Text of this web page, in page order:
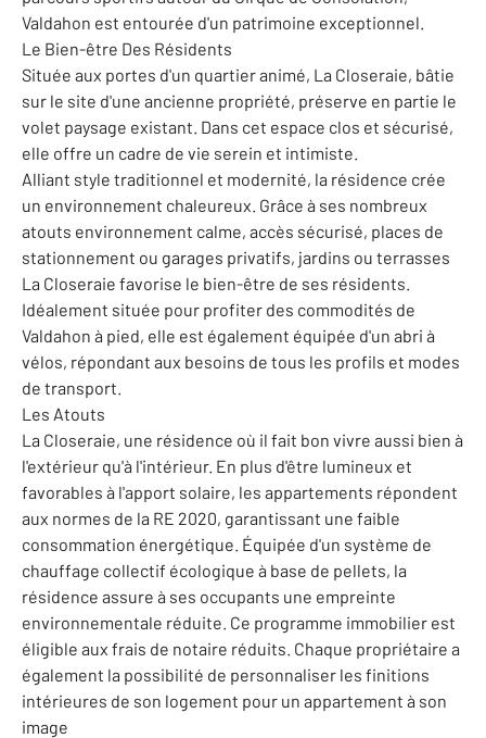
Valdahon est entourée d'un patrimoine exceptionnel.
Le Bien-être Des Résidents
Située aux portes d'un quartier animé, La Closeraie, bâtie
sur le site d'une ancienne propriété, préserve en partie le
volet paysage existant. Dans cet espace clos et sécurisé,
elle offre un cadre de vie serein et intimiste.
Alliant style traditionnel et modernité, la résidence crée
un environnement chaleureux. Grâce à ses nombreux
atouts environnement calme, accès sécurisé, places de
stationnement ou garages privatifs, jardins ou terrasses
La Closeraie favorise le bien-être de ses résidents.
Idéalement située pour profiter des commodités de
Valdahon à pied, elle est également équipée d'un abri à
vélos, répondant aux besoins de tous les profils et modes
de transport.
Les Atouts
La Closeraie, une résidence où il fait bon vivre aussi bien à
l'extérieur qu'à l'intérieur. En plus d'être lumineux et
favorables à l'apport solaire, les appartements répondent
aux normes de la RE 2020, garantissant une faible
consommation énergétique. Équipée d'un système de
chauffage collectif écologique à base de pellets, la
résidence assure à ses occupants une empreinte
environnementale réduite. Ce programme immobilier est
éligible aux frais de notaire réduits. Chaque propriétaire a
également la possibilité de personnaliser les finitions
intérieures de son logement pour un appartement à son
image